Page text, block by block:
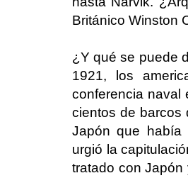
Británico Winston
¿Y qué se puede
1921, los
conferencia naval
cientos de barcos
Japón que había
urgió la
tratado con